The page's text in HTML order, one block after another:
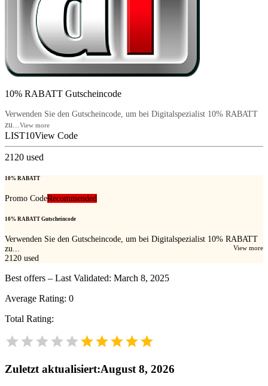
10% RABATT Gutscheincode
Verwenden Sie den Gutscheincode, um bei Digitalspezialist 10% RABATT
zu...
View more
LIST10View Code
2120 used
10% RABATT
Promo CodeRecommended
10% RABATT Gutscheincode
Verwenden Sie den Gutscheincode, um bei Digitalspezialist 10% RABATT
zu...
View more
2120 used
Best offers – Last Validated: March 8, 2025
Average Rating: 0
Total Rating:
Zuletzt aktualisiert:August 8, 2026